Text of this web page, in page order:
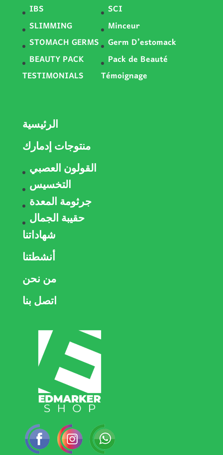
IBS
SLIMMING
STOMACH GERMS
BEAUTY PACK
TESTIMONIALS
SCI
Minceur
Germ D’estomack
Pack de Beauté
Témoignage
الرئيسية
منتوجات إدمارك
القولون العصبي
التخسيس
جرثومة المعدة
حقيبة الجمال
شهاداتنا
أنشطتنا
من نحن
اتصل بنا